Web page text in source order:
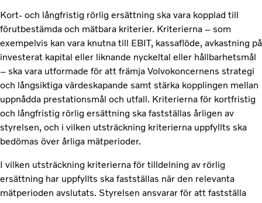
Kort- och långfristig rörlig ersättning ska vara kopplad till
förutbestämda och mätbara kriterier. Kriterierna – som
exempelvis kan vara knutna till EBIT, kassaflöde, avkastning på
investerat kapital eller liknande nyckeltal eller hållbarhetsmål
– ska vara utformade för att främja Volvokoncernens strategi
och långsiktiga värdeskapande samt stärka kopplingen mellan
uppnådda prestationsmål och utfall. Kriterierna för kortfristig
och långfristig rörlig ersättning ska fastställas årligen av
styrelsen, och i vilken utsträckning kriterierna uppfyllts ska
bedömas över årliga mätperioder.
I vilken utsträckning kriterierna för tilldelning av rörlig
ersättning har uppfyllts ska fastställas när den relevanta
mätperioden avslutats. Styrelsen ansvarar för att fastställa